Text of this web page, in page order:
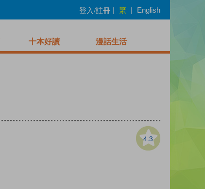
登入/註冊 | 繁 | English
十本好讀 漫話生活
4.3